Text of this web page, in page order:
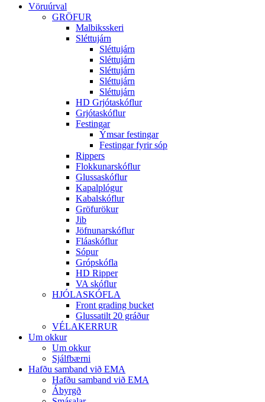
Vöruúrval
GRÖFUR
Malbiksskeri
Sléttujárn
Sléttujárn
Sléttujárn
Sléttujárn
Sléttujárn
Sléttujárn
HD Grjótaskóflur
Grjótaskóflur
Festingar
Ýmsar festingar
Festingar fyrir sóp
Rippers
Flokkunarskóflur
Glussaskóflur
Kapalplógur
Kabalskóflur
Gröfurökur
Jib
Jöfnunarskóflur
Fláaskóflur
Sópur
Grópskófla
HD Ripper
VA skóflur
HJÓLASKÓFLA
Front grading bucket
Glussatilt 20 gráður
VÉLAKERRUR
Um okkur
Um okkur
Sjálfbærni
Hafðu samband við EMA
Hafðu samband við EMA
Ábyrgð